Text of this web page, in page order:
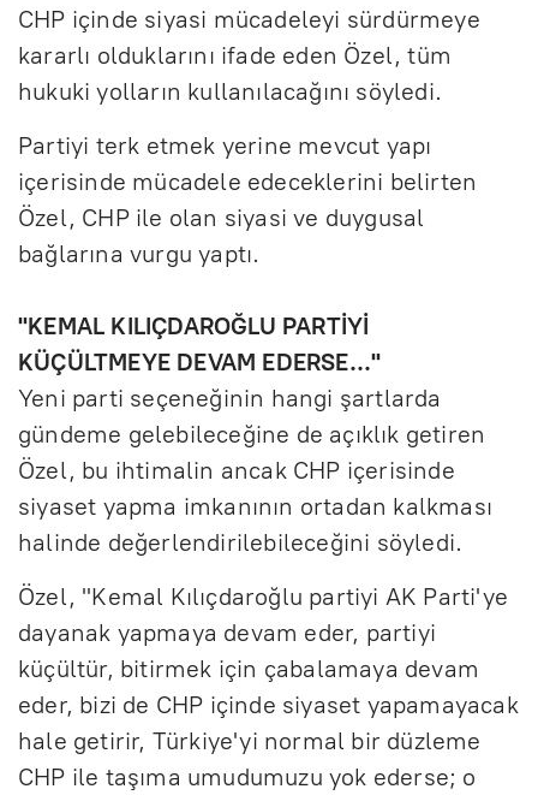
CHP içinde siyasi mücadeleyi sürdürmeye
kararlı olduklarını ifade eden Özel, tüm
hukuki yolların kullanılacağını söyledi.
Partiyi terk etmek yerine mevcut yapı
içerisinde mücadele edeceklerini belirten
Özel, CHP ile olan siyasi ve duygusal
bağlarına vurgu yaptı.
"KEMAL KILIÇDAROĞLU PARTİYİ
KÜÇÜLTMEYE DEVAM EDERSE..."
Yeni parti seçeneğinin hangi şartlarda
gündeme gelebileceğine de açıklık getiren
Özel, bu ihtimalin ancak CHP içerisinde
siyaset yapma imkanının ortadan kalkması
halinde değerlendirilebileceğini söyledi.
Özel, "Kemal Kılıçdaroğlu partiyi AK Parti'ye
dayanak yapmaya devam eder, partiyi
küçültür, bitirmek için çabalamaya devam
eder, bizi de CHP içinde siyaset yapamayacak
hale getirir, Türkiye'yi normal bir düzleme
CHP ile taşıma umudumuzu yok ederse; o